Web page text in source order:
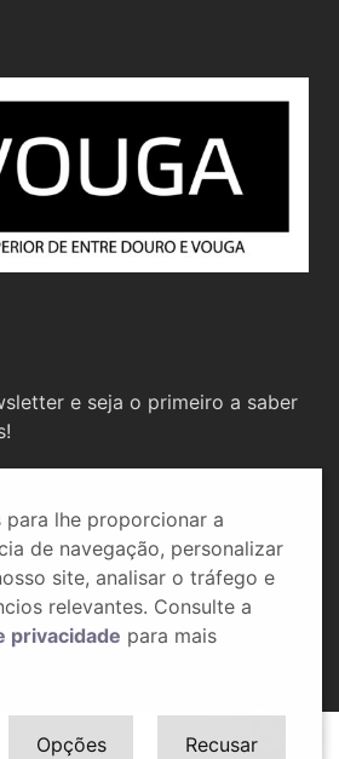
e seja o primeiro a saber
para lhe proporcionar a
de navegação, personalizar
site, analisar o tráfego e
relevantes. Consulte a
privacidade para mais
Opções Recusar